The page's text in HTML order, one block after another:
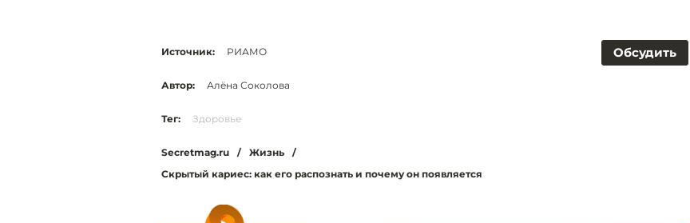
Обсудить
Источник: РИАМО
Автор: Алёна Соколова
Тег: Здоровье
Secretmag.ru / Жизнь
/
Скрытый кариес: как его распознать и почему он появляется